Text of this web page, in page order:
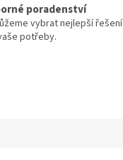
poradenství
vybrat nejlepší řešení
potřeby.